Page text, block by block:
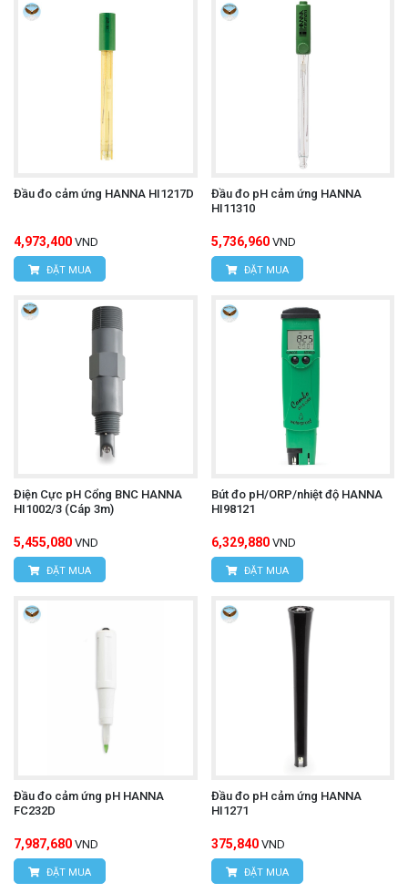
Đầu đo cảm ứng HANNA HI1217D
4,973,400 VND
ĐẶT MUA
Đầu đo pH cảm ứng HANNA
HI11310
5,736,960 VND
ĐẶT MUA
Điện Cực pH Cổng BNC HANNA
HI1002/3 (Cáp 3m)
5,455,080 VND
ĐẶT MUA
Bút đo pH/ORP/nhiệt độ HANNA
HI98121
6,329,880 VND
ĐẶT MUA
Đầu đo cảm ứng pH HANNA
FC232D
7,987,680 VND
ĐẶT MUA
Đầu đo pH cảm ứng HANNA
HI1271
375,840 VND
ĐẶT MUA